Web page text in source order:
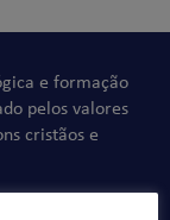
e formação
pelos valores
cristãos e